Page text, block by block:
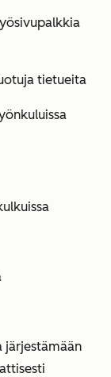
tietueita
järjestämään